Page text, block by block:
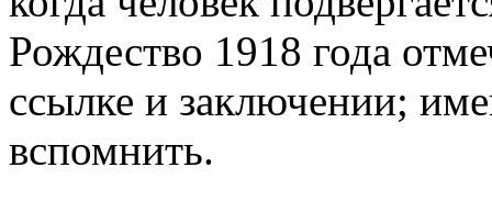
Рождество 1918 года
ссылке и заключении;
вспомнить.